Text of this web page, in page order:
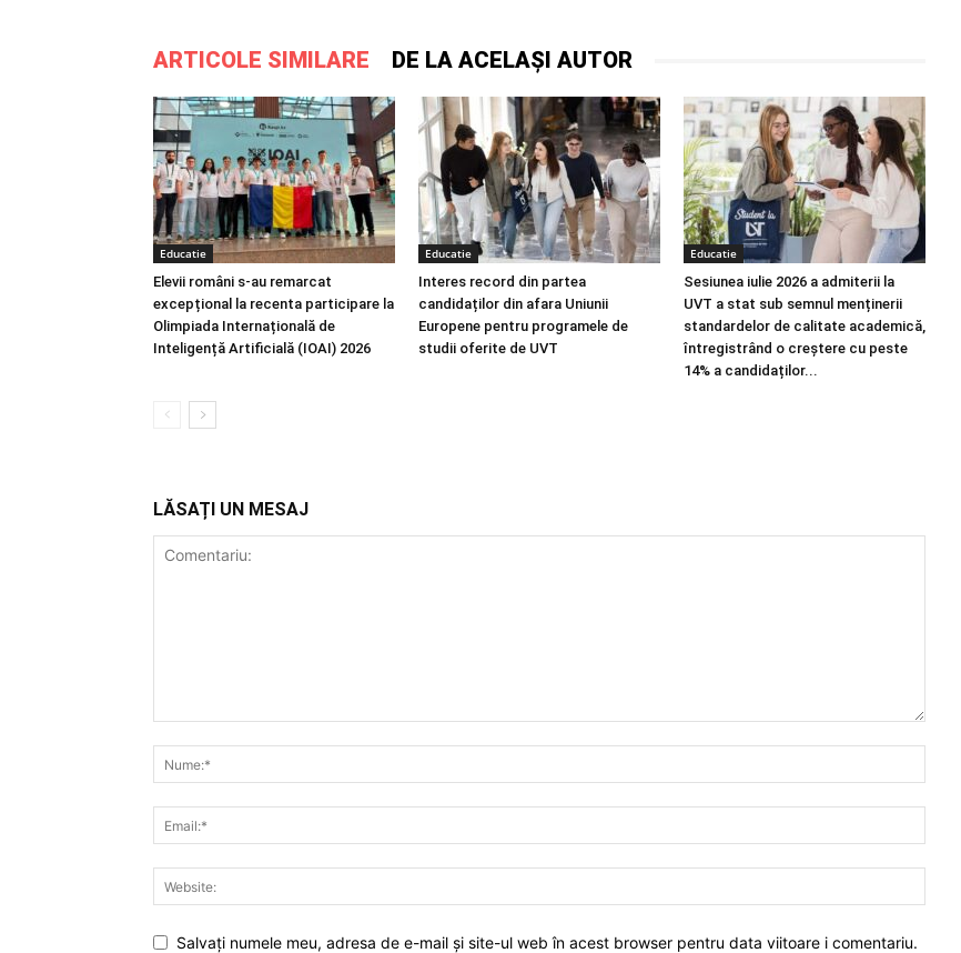
ARTICOLE SIMILARE DE LA ACELAȘI AUTOR
Educatie
Elevii români s-au remarcat
excepțional la recenta participare la
Olimpiada Internațională de
Inteligență Artificială (IOAI) 2026
Educatie
Interes record din partea
candidaților din afara Uniunii
Europene pentru programele de
studii oferite de UVT
Educatie
Sesiunea iulie 2026 a admiterii la
UVT a stat sub semnul menținerii
standardelor de calitate academică,
întregistrând o creștere cu peste
14% a candidaților...
LĂSAȚI UN MESAJ
Salvați numele meu, adresa de e-mail și site-ul web în acest browser pentru data viitoare i comentariu.